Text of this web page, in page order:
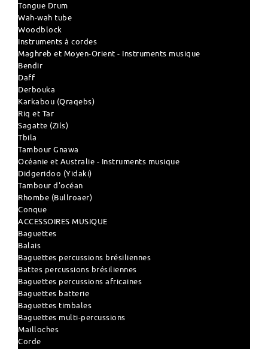
Tongue Drum
Wah-wah tube
Woodblock
Instruments à cordes
Maghreb et Moyen-Orient - Instruments musique
Bendir
Daff
Derbouka
Karkabou (Qraqebs)
Riq et Tar
Sagatte (Zils)
Tbila
Tambour Gnawa
Océanie et Australie - Instruments musique
Didgeridoo (Yidaki)
Tambour d'océan
Rhombe (Bullroaer)
Conque
ACCESSOIRES MUSIQUE
Baguettes
Balais
Baguettes percussions brésiliennes
Battes percussions brésiliennes
Baguettes percussions africaines
Baguettes batterie
Baguettes timbales
Baguettes multi-percussions
Mailloches
Corde